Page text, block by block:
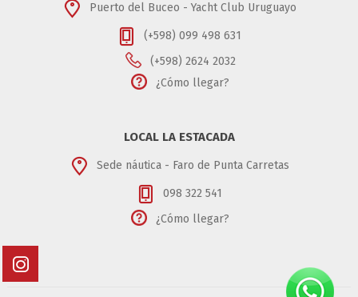
Puerto del Buceo - Yacht Club Uruguayo
(+598) 099 498 631
(+598) 2624 2032
¿Cómo llegar?
LOCAL LA ESTACADA
Sede náutica - Faro de Punta Carretas
098 322 541
¿Cómo llegar?